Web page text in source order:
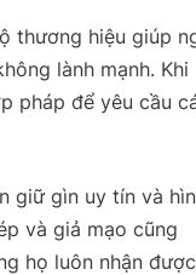
thương hiệu giúp
lành mạnh. Khi
pháp để yêu cầu
giữ gìn uy tín và
và giả mạo cũng
họ luôn nhận được